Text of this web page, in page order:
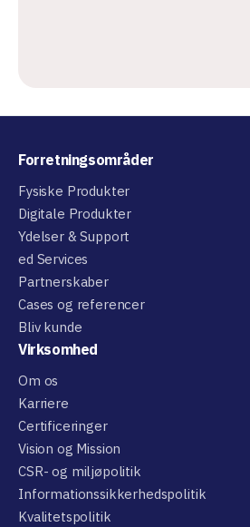
Forretningsområder
Fysiske Produkter
Digitale Produkter
Ydelser & Support
ed Services
Partnerskaber
Cases og referencer
Bliv kunde
Virksomhed
Om os
Karriere
Certificeringer
Vision og Mission
CSR- og miljøpolitik
Informationssikkerhedspolitik
Kvalitetspolitik